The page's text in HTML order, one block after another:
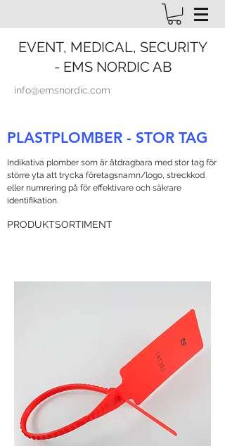
EVENT, MEDICAL, SECURITY
- EMS NORDIC AB
info@emsnordic.com
PLASTPLOMBER - STOR TAG
Indikativa plomber som är åtdragbara med stor tag för
större yta att trycka företagsnamn/logo, streckkod
eller numrering på för effektivare och säkrare
identifikation.
PRODUKTSORTIMENT